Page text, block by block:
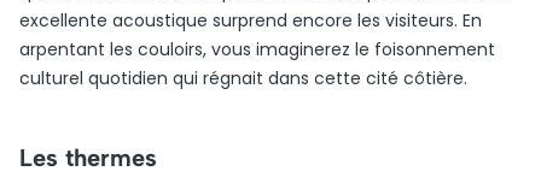
excellente acoustique surprend encore les visiteurs. En
arpentant les couloirs, vous imaginerez le foisonnement
culturel quotidien qui régnait dans cette cité côtière.
Les thermes